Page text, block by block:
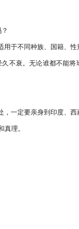
不衰。无论谁都不能将
理。